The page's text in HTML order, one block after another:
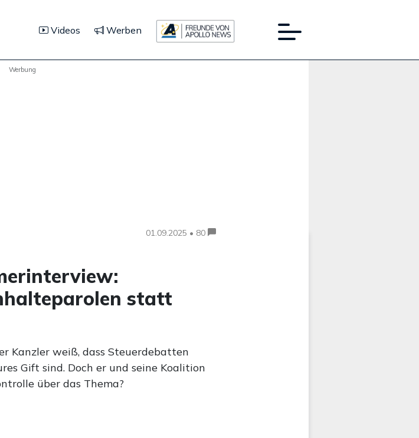
Videos Werben
Werbung
01.09.2025 • 80
statt
Kanzler weiß, dass Steuerdebatten
Gift sind. Doch er und seine Koalition
über das Thema?